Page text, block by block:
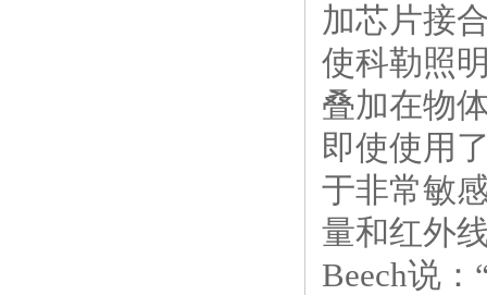
加芯片接
使科勒照
叠加在物
即使使用
于非常敏
量和红外
Beech说